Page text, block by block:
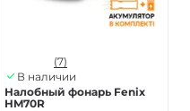
(7)
В наличии
Налобный фонарь Fenix
HM70R